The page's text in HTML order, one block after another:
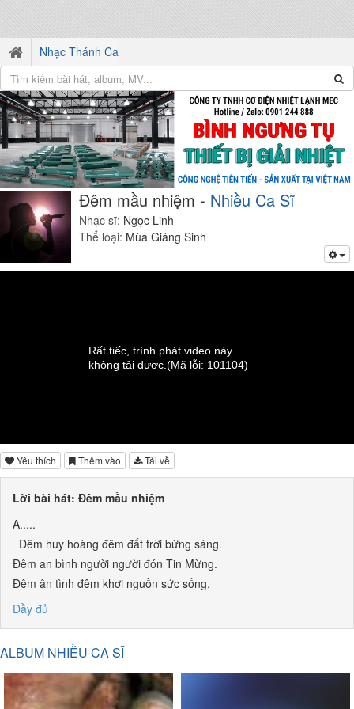
Nhạc Thánh Ca
Đêm mầu nhiệm - Nhiều Ca Sĩ
Nhạc sĩ: Ngọc Linh
Thể loại: Mùa Giáng Sinh
Rất tiếc, trình phát video này
không tải được. (Mã lỗi: 101104)
Yêu thích Thêm vào Tải về
Lời bài hát: Đêm mầu nhiệm
A.....
Đêm huy hoàng đêm đất trời bừng sáng.
Đêm an bình người người đón Tin Mừng.
Đêm ân tình đêm khơi nguồn sức sống.
Đêm nghiêng mình chào Ngôi Lời giáng thế.
Đêm yên lặng dạt dào nỗi mong chờ.
Đêm hoan lạc đêm no đầy hồn xác.
Đêm thiên thần cùng cất lời hòa ca.
Đầy đủ
ALBUM NHIỀU CA SĨ